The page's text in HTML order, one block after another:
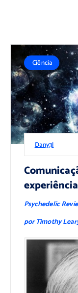
Dany3l
Ciência
Psychedelic
por Timothy